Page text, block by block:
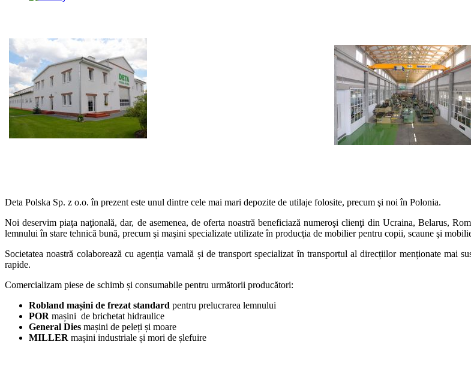
Deta Polska Sp. z o.o. în prezent este unul dintre cele mai mari depozite de utilaje folosite, precum şi noi în Polonia.
Noi deservim piaţa naţională, dar, de asemenea, de oferta noastră beneficiază numeroşi clienţi din Ucraina, Belarus,
lemnului în stare tehnică bună, precum şi maşini specializate utilizate în producţia de mobilier pentru copii, scaune şi
Societatea noastră colaborează cu agenția vamală și de transport specializat în transportul al direcțiilor menționate mai
rapide.
Comercializam piese de schimb și consumabile pentru următorii producători:
Robland mașini de frezat standard pentru prelucrarea lemnului
POR mașini de brichetat hidraulice
General Dies mașini de peleți și moare
MILLER mașini industriale și mori de șlefuire